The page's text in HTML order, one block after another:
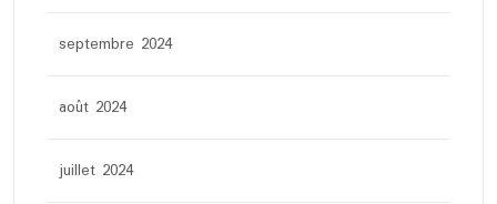
septembre 2024
août 2024
juillet 2024